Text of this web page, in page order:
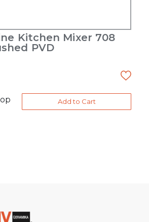
Kitchen Mixer 708
PVD
Add to Cart